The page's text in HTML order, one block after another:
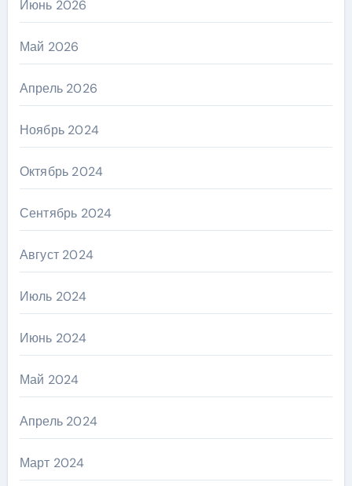
Июнь 2026
Май 2026
Апрель 2026
Ноябрь 2024
Октябрь 2024
Сентябрь 2024
Август 2024
Июль 2024
Июнь 2024
Май 2024
Апрель 2024
Март 2024